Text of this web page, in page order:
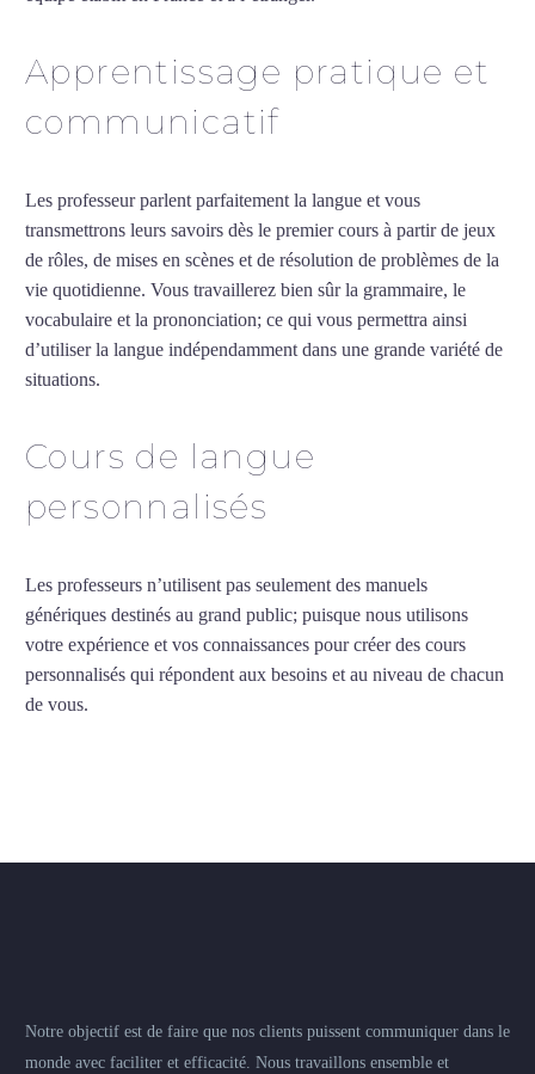
Apprentissage pratique et
communicatif
Les professeur parlent parfaitement la langue et vous
transmettrons leurs savoirs dès le premier cours à partir de jeux
de rôles, de mises en scènes et de résolution de problèmes de la
vie quotidienne. Vous travaillerez bien sûr la grammaire, le
vocabulaire et la prononciation; ce qui vous permettra ainsi
d’utiliser la langue indépendamment dans une grande variété de
situations.
Cours de langue
personnalisés
Les professeurs n’utilisent pas seulement des manuels
génériques destinés au grand public; puisque nous utilisons
votre expérience et vos connaissances pour créer des cours
personnalisés qui répondent aux besoins et au niveau de chacun
de vous.
Notre objectif est de faire que nos clients puissent communiquer dans le
monde avec faciliter et efficacité. Nous travaillons ensemble et